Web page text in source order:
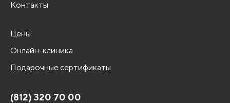
Контакты
Цены
Онлайн-клиника
Подарочные сертификаты
(812) 320 70 00